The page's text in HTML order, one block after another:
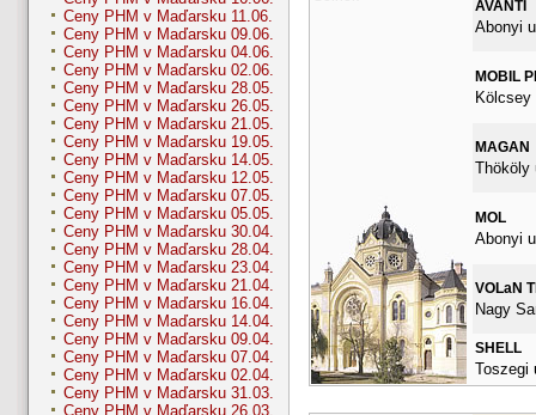
Ceny PHM v Maďarsku 11.06.
Ceny PHM v Maďarsku 09.06.
Ceny PHM v Maďarsku 04.06.
Ceny PHM v Maďarsku 02.06.
Ceny PHM v Maďarsku 28.05.
Ceny PHM v Maďarsku 26.05.
Ceny PHM v Maďarsku 21.05.
Ceny PHM v Maďarsku 19.05.
Ceny PHM v Maďarsku 14.05.
Ceny PHM v Maďarsku 12.05.
Ceny PHM v Maďarsku 07.05.
Ceny PHM v Maďarsku 05.05.
Ceny PHM v Maďarsku 30.04.
Ceny PHM v Maďarsku 28.04.
Ceny PHM v Maďarsku 23.04.
Ceny PHM v Maďarsku 21.04.
Ceny PHM v Maďarsku 16.04.
Ceny PHM v Maďarsku 14.04.
Ceny PHM v Maďarsku 09.04.
Ceny PHM v Maďarsku 07.04.
Ceny PHM v Maďarsku 02.04.
Ceny PHM v Maďarsku 31.03.
Ceny PHM v Maďarsku 26.03.
AVANTI
Abonyi
MOBIL
Kölcsey
MAGAN
Thököly
MOL
Abonyi
VOLaN
Nagy
SHELL
Toszegi